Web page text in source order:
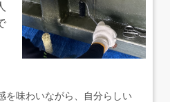
を味わいながら、自分らしい